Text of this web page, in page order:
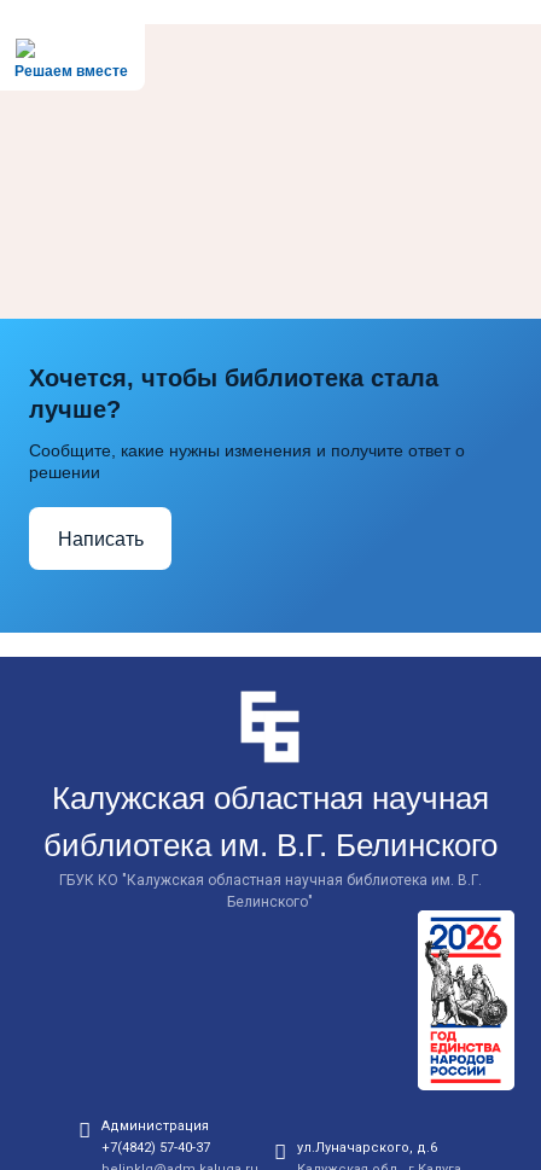
Решаем вместе
Хочется, чтобы библиотека стала
лучше?
Сообщите, какие нужны изменения и получите ответ о
решении
Написать
Калужская областная научная
библиотека им. В.Г. Белинского
ГБУК КО "Калужская областная научная библиотека им. В.Г.
Белинского"
Администрация
+7(4842) 57-40-37
ул.Луначарского, д.6